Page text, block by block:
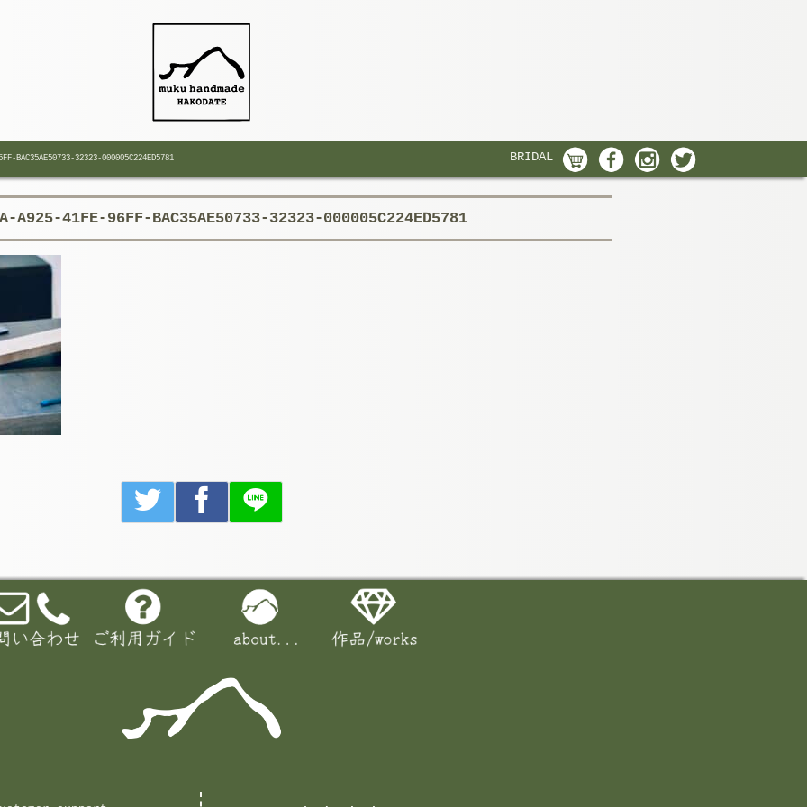
BAC35AE50733-32323-000005C224ED5781 BRIDAL
A925-41FE-96FF-BAC35AE50733-32323-000005C224ED5781